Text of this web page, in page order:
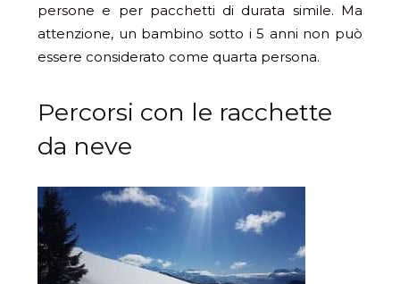
persone e per pacchetti di durata simile. Ma
attenzione, un bambino sotto i 5 anni non può
essere considerato come quarta persona.
Percorsi con le racchette
da neve